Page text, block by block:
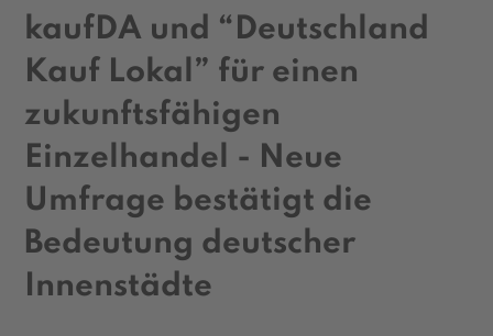
kaufDA und “Deutschland
Kauf Lokal” für einen
zukunftsfähigen
Einzelhandel - Neue
Umfrage bestätigt die
Bedeutung deutscher
Innenstädte